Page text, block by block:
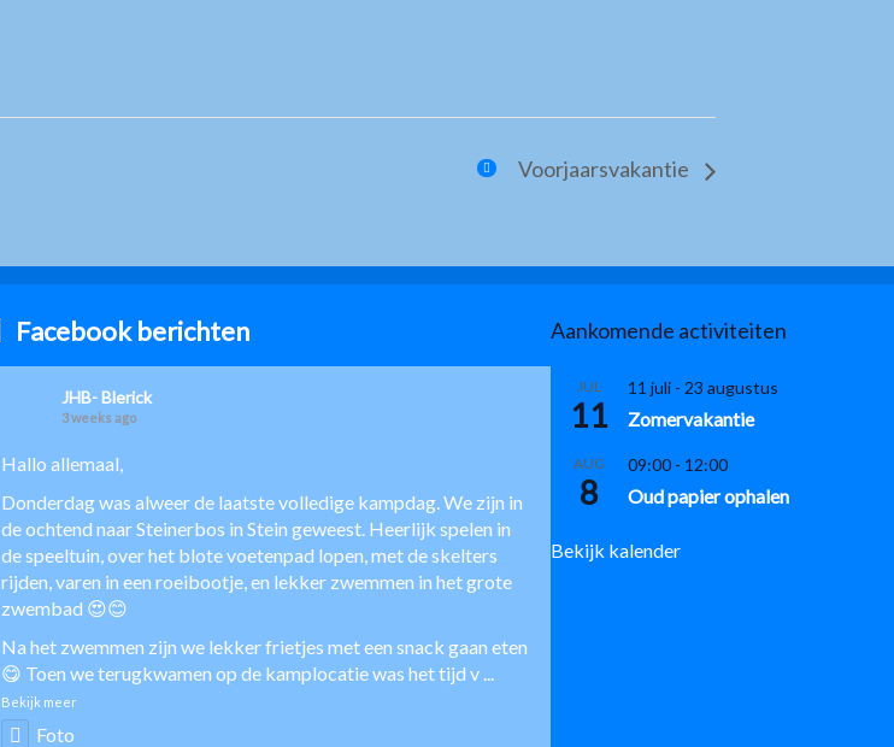
Voorjaarsvakantie
Facebook berichten
JHB- Blerick
3 weeks ago
Hallo allemaal,
Donderdag was alweer de laatste volledige kampdag. We zijn in
de ochtend naar Steinerbos in Stein geweest. Heerlijk spelen in
de speeltuin, over het blote voetenpad lopen, met de skelters
rijden, varen in een roeibootje, en lekker zwemmen in het grote
zwembad 😍😊
Na het zwemmen zijn we lekker frietjes met een snack gaan eten
😋 Toen we terugkwamen op de kamplocatie was het tijd v
Bekijk meer
Foto
Aankomende activiteiten
JUL
11
11 juli - 23 augustus
Zomervakantie
AUG
8
09:00 - 12:00
Oud papier ophalen
Bekijk kalender